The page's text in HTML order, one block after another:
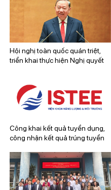
Hội nghị toàn quốc quán triệt,
triển khai thực hiện Nghị quyết
Công khai kết quả tuyển dụng,
công nhận kết quả trúng tuyển
viên chức kỳ xét tuyển viên chức
năm 2025